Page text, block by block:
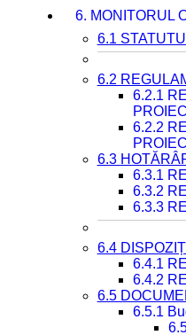
6. MONITORUL
6.1
6.2
6.2.1
6.2.2
6.3
6.3.1
6.3.2
6.3.3
6.4
6.4.1
6.4.2
6.5
6.5.1